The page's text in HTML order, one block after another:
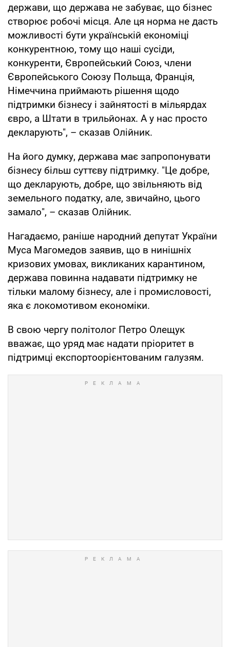
держави, що держава не забуває, що бізнес
створює робочі місця. Але ця норма не дасть
можливості бути українській економіці
конкурентною, тому що наші сусіди,
конкуренти, Європейський Союз, члени
Європейського Союзу Польща, Франція,
Німеччина приймають рішення щодо
підтримки бізнесу і зайнятості в мільярдах
євро, а Штати в трильйонах. А у нас просто
декларують", – сказав Олійник.
На його думку, держава має запропонувати
бізнесу більш суттєву підтримку. "Це добре,
що декларують, добре, що звільняють від
земельного податку, але, звичайно, цього
замало", – сказав Олійник.
Нагадаємо, раніше народний депутат України
Муса Магомедов заявив, що в нинішніх
кризових умовах, викликаних карантином,
держава повинна надавати підтримку не
тільки малому бізнесу, але і промисловості,
яка є локомотивом економіки.
В свою чергу політолог Петро Олещук
вважає, що уряд має надати пріоритет в
підтримці експортоорієнтованим галузям.